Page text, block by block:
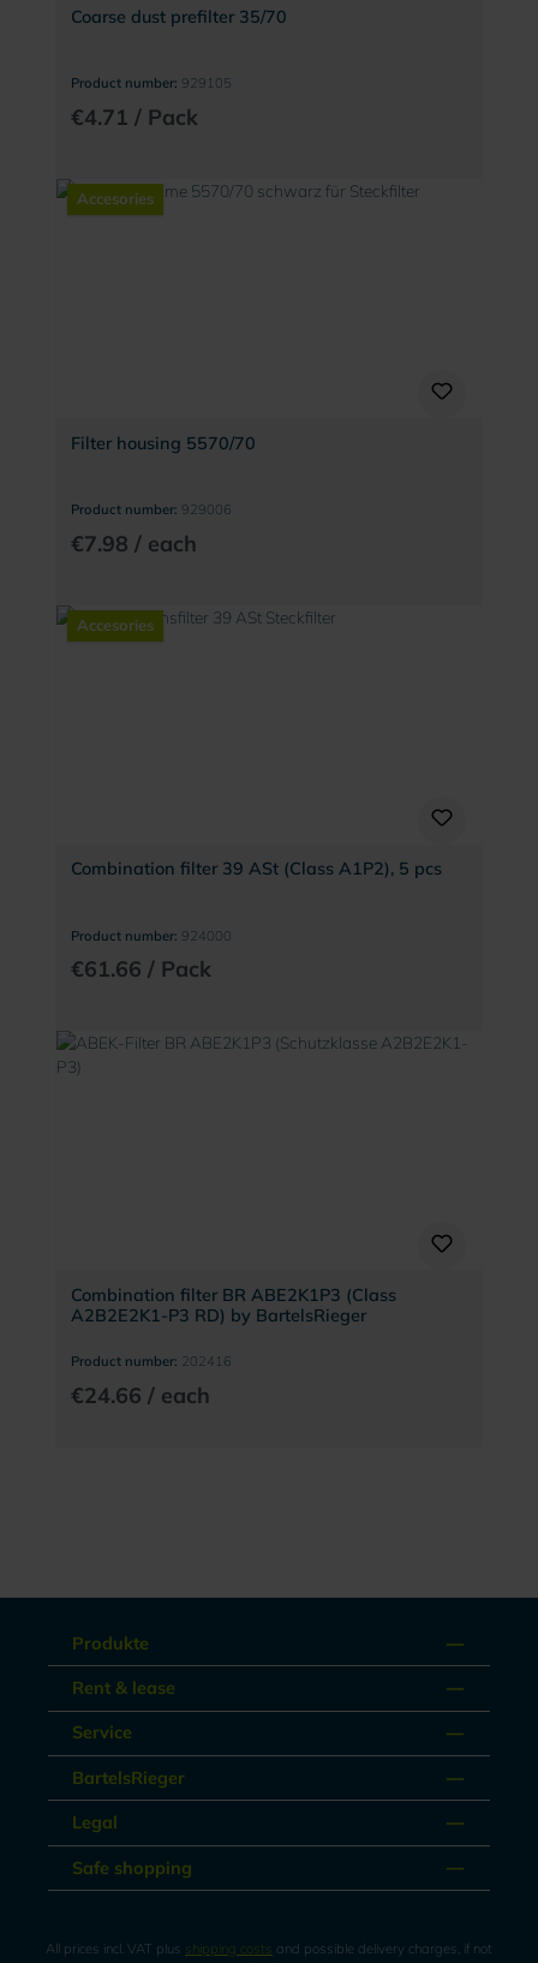
Coarse dust prefilter 35/70
Product number: 929105
€4.71 / Pack
Accesories
Filter housing 5570/70
Product number: 929006
€7.98 / each
Accesories
Combination filter 39 ASt (Class A1P2), 5 pcs
Product number: 924000
€61.66 / Pack
Combination filter BR ABE2K1P3 (Class
A2B2E2K1-P3 RD) by BartelsRieger
Product number: 202416
€24.66 / each
Produkte
Rent & lease
Service
BartelsRieger
Legal
Safe shopping
All prices incl. VAT plus shipping costs and possible delivery charges, if not